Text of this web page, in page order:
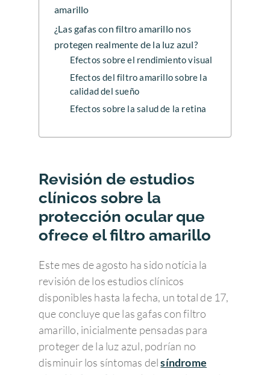
amarillo
¿Las gafas con filtro amarillo nos
protegen realmente de la luz azul?
Efectos sobre el rendimiento visual
Efectos del filtro amarillo sobre la
calidad del sueño
Efectos sobre la salud de la retina
Revisión de estudios
clínicos sobre la
protección ocular que
ofrece el filtro amarillo
Este mes de agosto ha sido notícia la
revisión de los estudios clínicos
disponibles hasta la fecha, un total de 17,
que concluye que las gafas con filtro
amarillo, inicialmente pensadas para
proteger de la luz azul, podrían no
disminuir los síntomas delsíndrome